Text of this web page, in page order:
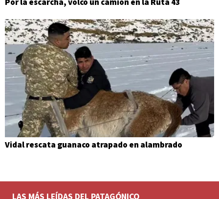
Vidal rescata guanaco atrapado en alambrado
LAS MÁS LEÍDAS DEL PATAGÓNICO